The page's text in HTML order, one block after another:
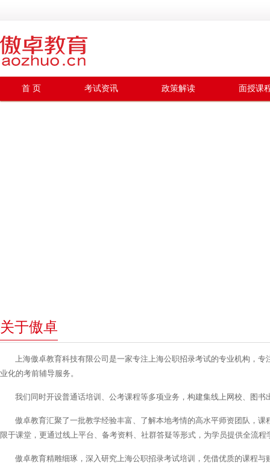
首 页 考试资讯 政策解读 面授课
关于傲卓
上海傲卓教育科技有限公司是一家专注上海公职招录考试的专业机构，
业化的考前辅导服务。
我们同时开设普通话培训、公考课程等多项业务，构建集线上网校、图
傲卓教育汇聚了一批教学经验丰富、了解本地考情的高水平师资团队，
限于课堂，更通过线上平台、备考资料、社群答疑等形式，为学员提供全流程
傲卓教育精雕细琢，深入研究上海公职招录考试培训，凭借优质的课程